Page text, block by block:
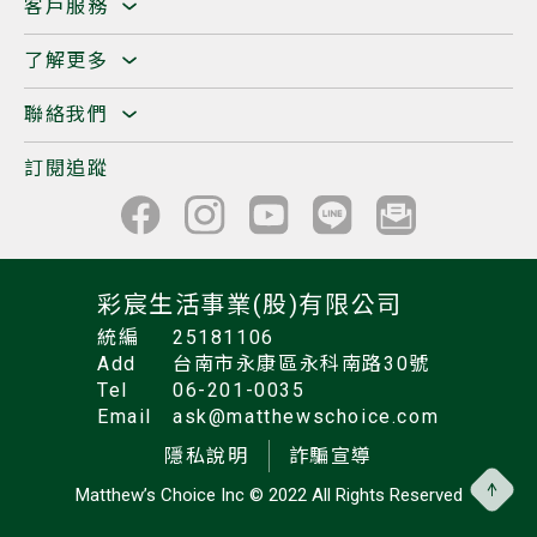
客戶服務
了解更多
聯絡我們
訂閱追蹤
彩宸生活事業(股)有限公司
統編
25181106
Add
台南市永康區永科南路30號
Tel
06-201-0035
Email
ask@matthewschoice.com
隱私說明
詐騙宣導
Matthew’s Choice Inc © 2022 All Rights Reserved